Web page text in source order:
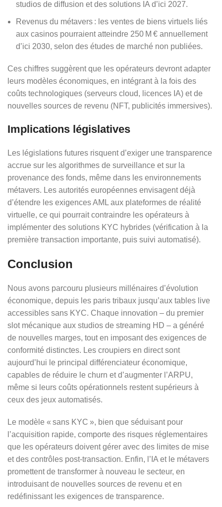
studios de diffusion et des solutions IA d’ici 2027.
Revenus du métavers : les ventes de biens virtuels liés
aux casinos pourraient atteindre 250 M € annuellement
d’ici 2030, selon des études de marché non publiées.
Ces chiffres suggèrent que les opérateurs devront adapter
leurs modèles économiques, en intégrant à la fois des
coûts technologiques (serveurs cloud, licences IA) et de
nouvelles sources de revenu (NFT, publicités immersives).
Implications législatives
Les législations futures risquent d’exiger une transparence
accrue sur les algorithmes de surveillance et sur la
provenance des fonds, même dans les environnements
métavers. Les autorités européennes envisagent déjà
d’étendre les exigences AML aux plateformes de réalité
virtuelle, ce qui pourrait contraindre les opérateurs à
implémenter des solutions KYC hybrides (vérification à la
première transaction importante, puis suivi automatisé).
Conclusion
Nous avons parcouru plusieurs millénaires d’évolution
économique, depuis les paris tribaux jusqu’aux tables live
accessibles sans KYC. Chaque innovation – du premier
slot mécanique aux studios de streaming HD – a généré
de nouvelles marges, tout en imposant des exigences de
conformité distinctes. Les croupiers en direct sont
aujourd’hui le principal différenciateur économique,
capables de réduire le churn et d’augmenter l’ARPU,
même si leurs coûts opérationnels restent supérieurs à
ceux des jeux automatisés.
Le modèle « sans KYC », bien que séduisant pour
l’acquisition rapide, comporte des risques réglementaires
que les opérateurs doivent gérer avec des limites de mise
et des contrôles post‑transaction. Enfin, l’IA et le métavers
promettent de transformer à nouveau le secteur, en
introduisant de nouvelles sources de revenu et en
redéfinissant les exigences de transparence.